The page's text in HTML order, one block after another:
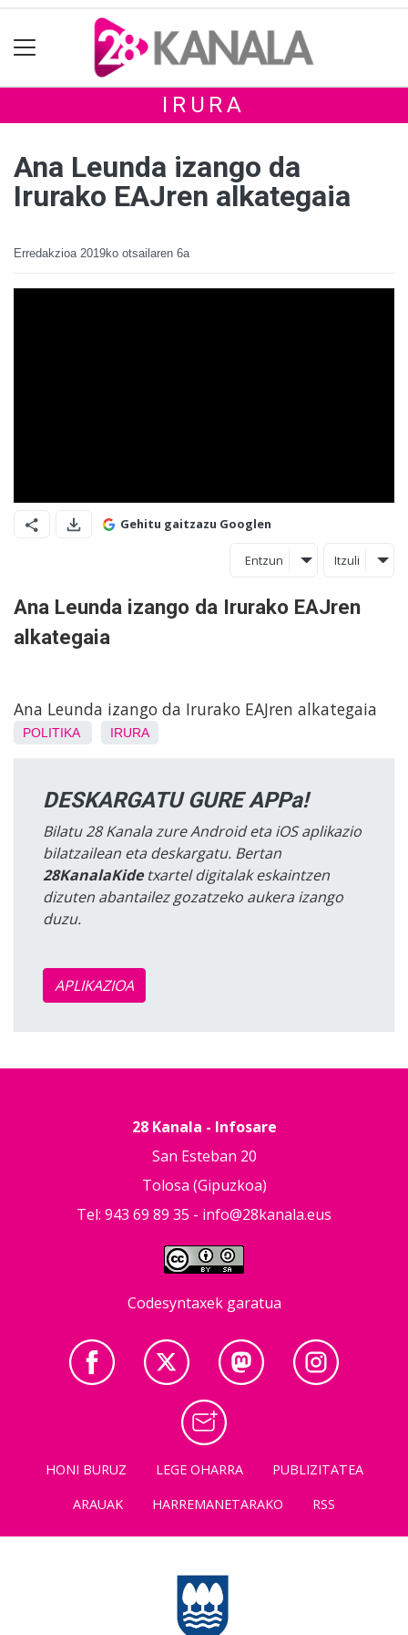
IRURA
Ana Leunda izango da
Irurako EAJren alkategaia
Erredakzioa 2019ko otsailaren 6a
Gehitu gaitzazu Googlen
Entzun Itzuli
Ana Leunda izango da Irurako EAJren
alkategaia
Ana Leunda izango da Irurako EAJren alkategaia
POLITIKA IRURA
DESKARGATU GURE APPa!
Bilatu 28 Kanala zure Android eta iOS aplikazio
bilatzailean eta deskargatu. Bertan
28KanalaKidetxartel digitalak eskaintzen
dizuten abantailez gozatzeko aukera izango
duzu.
APLIKAZIOA
28 Kanala - Infosare
San Esteban 20
Tolosa (Gipuzkoa)
Tel: 943 69 89 35 - info@28kanala.eus
Codesyntaxek garatua
HONI BURUZ LEGE OHARRA
PUBLIZITATEA
ARAUAK
HARREMANETARAKO RSS